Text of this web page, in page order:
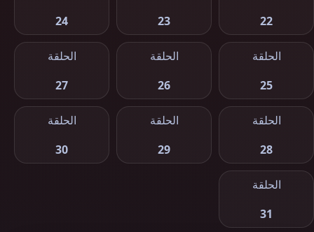
22
23
24
الحلقة
25
الحلقة
26
الحلقة
27
الحلقة
28
الحلقة
29
الحلقة
30
الحلقة
31